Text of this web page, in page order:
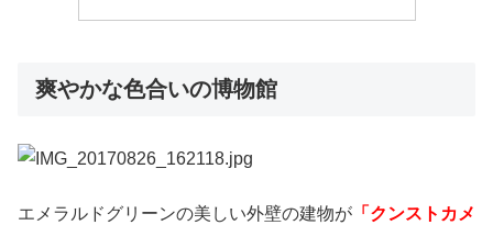
爽やかな色合いの博物館
エメラルドグリーンの美しい外壁の建物が 「クンストカメ